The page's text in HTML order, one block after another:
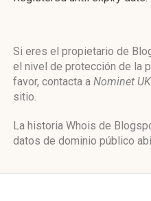
Si eres el propietario de
el nivel de protección de la
favor, contacta a Nominet UK
sitio.
La historia Whois de
datos de dominio público